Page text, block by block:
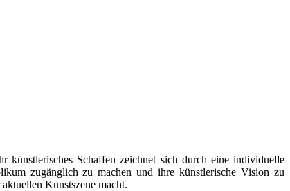
Schaffen zeichnet sich durch eine individuelle
zugänglich zu machen und ihre künstlerische Vision zu
Kunstszene macht.